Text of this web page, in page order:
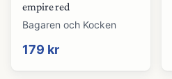
empire red
Bagaren och Kocken
179 kr